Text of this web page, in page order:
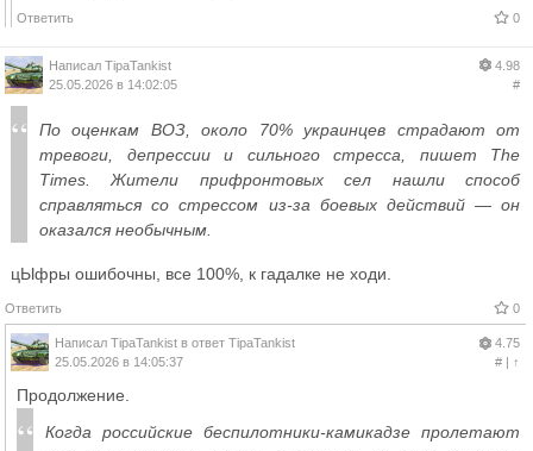
Ответить 0
Написал TipaTankist
25.05.2026 в 14:02:05
4.98
#
По оценкам ВОЗ, около 70% украинцев страдают от
тревоги, депрессии и сильного стресса, пишет The
Times. Жители прифронтовых сел нашли способ
справляться со стрессом из-за боевых действий — он
оказался необычным.
цЫфры ошибочны, все 100%, к гадалке не ходи.
Ответить 0
Написал TipaTankist в ответ TipaTankist
25.05.2026 в 14:05:37
4.75
#| ↑
Продолжение.
Когда российские беспилотники-камикадзе пролетают